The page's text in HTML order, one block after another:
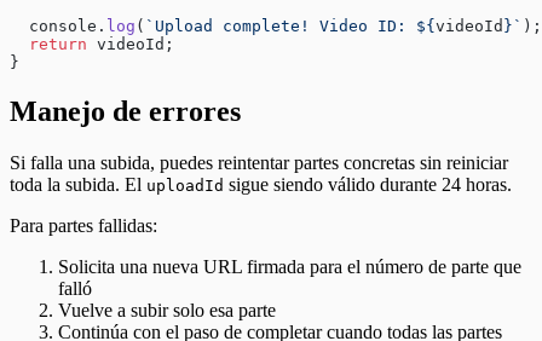
  console.
log ( `Upload complete! Video ID: ${videoId }` );
  return
videoId;
}
Manejo de errores
Si falla una subida, puedes reintentar partes concretas sin reiniciar
toda la subida. El uploadId sigue siendo válido durante 24 horas.
Para partes fallidas:
Solicita una nueva URL firmada para el número de parte que
falló
Vuelve a subir solo esa parte
Continúa con el paso de completar cuando todas las partes